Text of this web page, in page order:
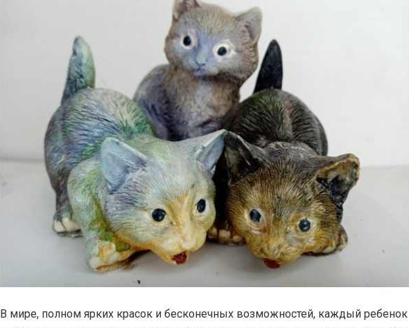
В мире, полном ярких красок и бесконечных возможностей, каждый ребенок